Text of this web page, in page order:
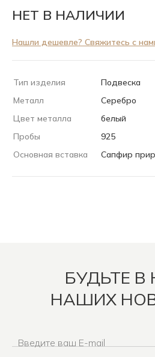
НЕТ В НАЛИЧИИ
Нашли дешевле? Свяжитесь с
Тип изделия
Подвеска
Металл
Серебро
Цвет металла
белый
Пробы
925
Основная вставка
Сапфир
БУДЬТЕ В
НАШИХ
Введите ваш E-mail